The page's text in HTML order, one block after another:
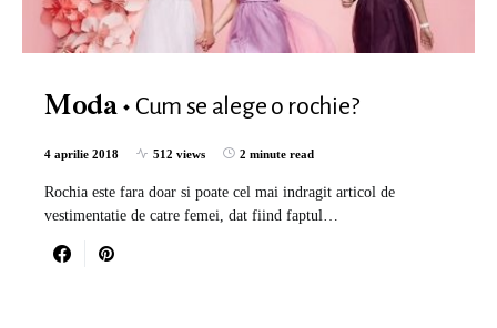
Moda Cum se alege o rochie?
4 aprilie 2018 512 views 2 minute read
Rochia este fara doar si poate cel mai indragit articol de
vestimentatie de catre femei, dat fiind faptul…